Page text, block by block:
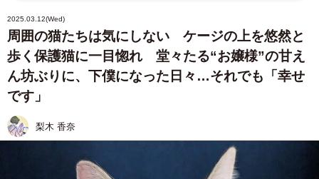
2025.03.12(Wed)
周囲の猫たちは気にしない ケージの上を悠然と
歩く保護猫に一目惚れ 堂々たる“お嬢様”の甘え
ん坊ぶりに、下僕になった日々…それでも「幸せ
です」
梨木 香奈